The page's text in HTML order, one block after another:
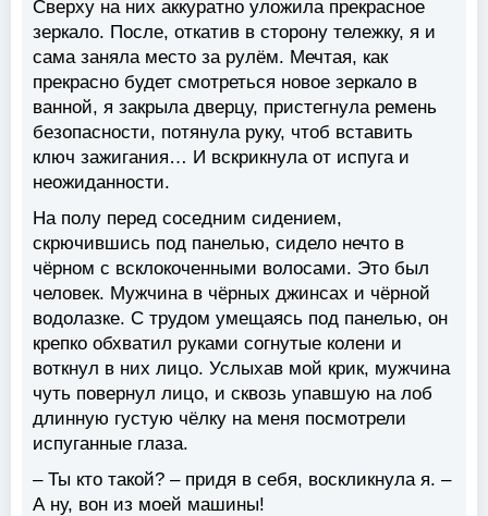
Сверху на них аккуратно уложила прекрасное
зеркало. После, откатив в сторону тележку, я и
сама заняла место за рулём. Мечтая, как
прекрасно будет смотреться новое зеркало в
ванной, я закрыла дверцу, пристегнула ремень
безопасности, потянула руку, чтоб вставить
ключ зажигания… И вскрикнула от испуга и
неожиданности.
На полу перед соседним сидением,
скрючившись под панелью, сидело нечто в
чёрном с всклокоченными волосами. Это был
человек. Мужчина в чёрных джинсах и чёрной
водолазке. С трудом умещаясь под панелью, он
крепко обхватил руками согнутые колени и
воткнул в них лицо. Услыхав мой крик, мужчина
чуть повернул лицо, и сквозь упавшую на лоб
длинную густую чёлку на меня посмотрели
испуганные глаза.
– Ты кто такой? – придя в себя, воскликнула я. –
А ну, вон из моей машины!